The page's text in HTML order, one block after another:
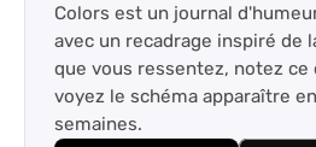
Colors est un journal
avec un recadrage inspiré de
que vous ressentez, notez ce
voyez le schéma apparaître
semaines.